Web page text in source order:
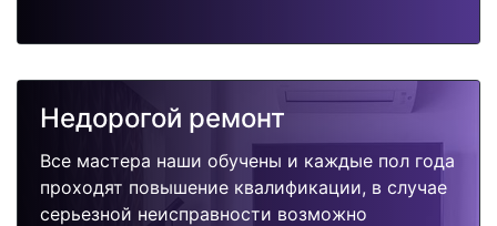
Недорогой ремонт
Все мастера наши обучены и каждые пол года
проходят повышение квалификации, в случае
серьезной неисправности возможно